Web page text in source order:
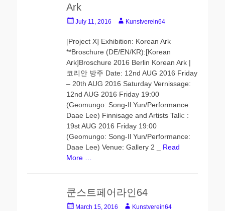
Ark
PostedJuly 11, 2016 AuthorKunstverein64
[Project X] Exhibition: Korean Ark
**Broschure (DE/EN/KR):[Korean
Ark]Broschure 2016 Berlin Korean Ark |
코리안 방주 Date: 12nd AUG 2016 Friday
– 20th AUG 2016 Saturday Vernissage:
12nd AUG 2016 Friday 19:00
(Geomungo: Song-Il Yun/Performance:
Daae Lee) Finnisage and Artists Talk: :
19st AUG 2016 Friday 19:00
(Geomungo: Song-Il Yun/Performance:
Daae Lee) Venue: Gallery 2 _ Read
More …
쿤스트페어라인64
PostedMarch 15, 2016 AuthorKunstverein64